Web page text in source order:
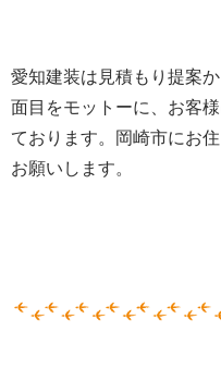
愛知建装は見積もり提案
面目をモットーに、お客
ております。岡崎市にお住
お願いします。